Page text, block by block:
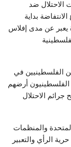
الاحتلال ضد
بداية
يعبر عن مدى إفلاس
الفلسطينيين في
الفلسطينيون أرضهم
الاحتلال
والمنظمات
الرأي والتعبير